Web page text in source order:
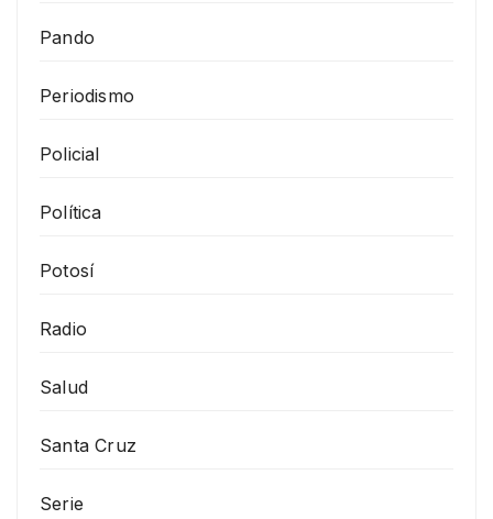
Pando
Periodismo
Policial
Política
Potosí
Radio
Salud
Santa Cruz
Serie